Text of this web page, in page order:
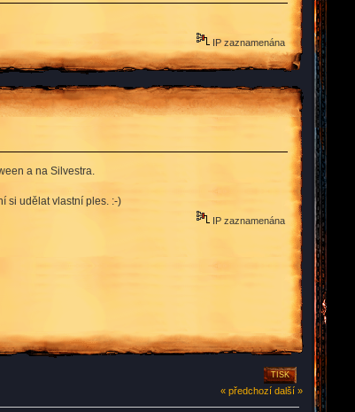
IP zaznamenána
a na Silvestra.
si udělat vlastní ples. :-)
IP zaznamenána
TISK
« předchozí další »